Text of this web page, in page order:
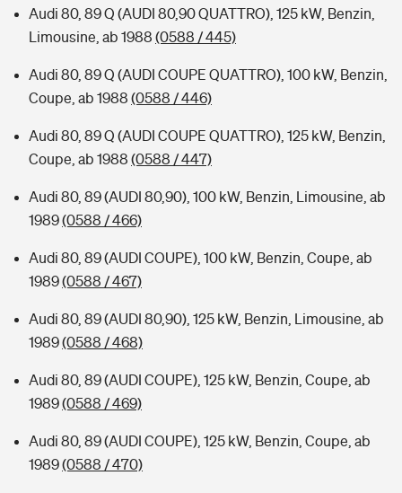
Audi 80, 89 Q (AUDI 80,90 QUATTRO), 125 kW, Benzin,
Limousine, ab 1988 (0588 / 445)
Audi 80, 89 Q (AUDI COUPE QUATTRO), 100 kW, Benzin,
Coupe, ab 1988 (0588 / 446)
Audi 80, 89 Q (AUDI COUPE QUATTRO), 125 kW, Benzin,
Coupe, ab 1988 (0588 / 447)
Audi 80, 89 (AUDI 80,90), 100 kW, Benzin, Limousine, ab
1989(0588 / 466)
Audi 80, 89 (AUDI COUPE), 100 kW, Benzin, Coupe, ab
1989(0588 / 467)
Audi 80, 89 (AUDI 80,90), 125 kW, Benzin, Limousine, ab
1989(0588 / 468)
Audi 80, 89 (AUDI COUPE), 125 kW, Benzin, Coupe, ab
1989(0588 / 469)
Audi 80, 89 (AUDI COUPE), 125 kW, Benzin, Coupe, ab
1989(0588 / 470)